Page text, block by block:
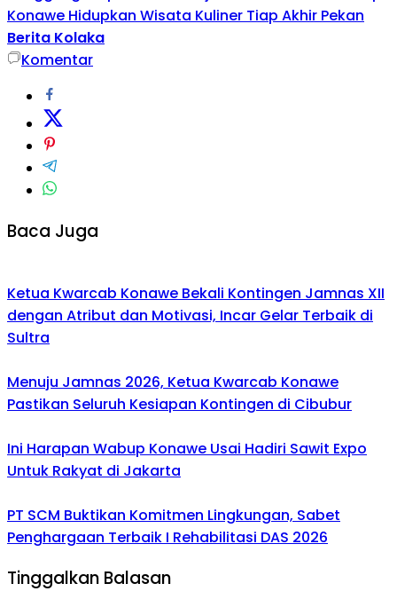
Konawe Hidupkan Wisata Kuliner Tiap Akhir Pekan
Berita Kolaka
Komentar
Baca Juga
Ketua Kwarcab Konawe Bekali Kontingen Jamnas XII
dengan Atribut dan Motivasi, Incar Gelar Terbaik di
Sultra
Menuju Jamnas 2026, Ketua Kwarcab Konawe
Pastikan Seluruh Kesiapan Kontingen di Cibubur
Ini Harapan Wabup Konawe Usai Hadiri Sawit Expo
Untuk Rakyat di Jakarta
PT SCM Buktikan Komitmen Lingkungan, Sabet
Penghargaan Terbaik I Rehabilitasi DAS 2026
Tinggalkan Balasan